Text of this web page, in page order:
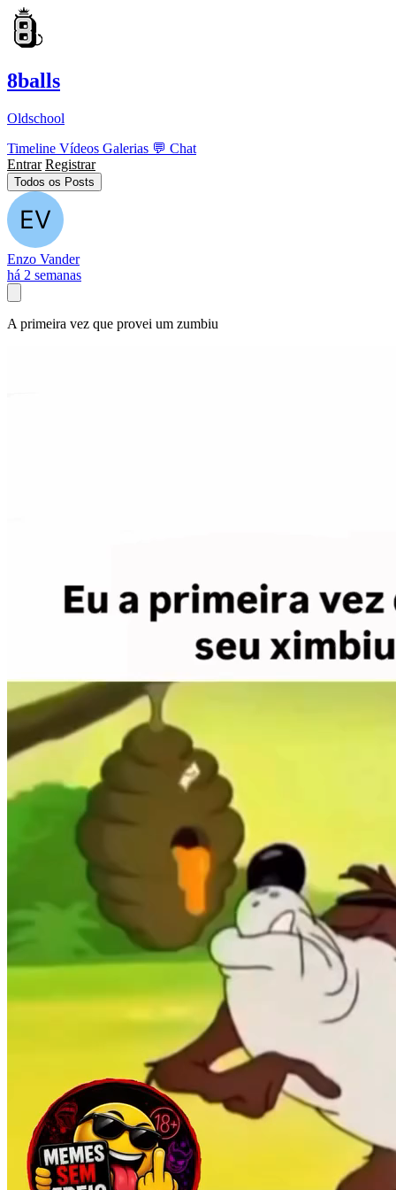
8balls
Oldschool
Timeline Vídeos Galerias 💬 Chat
Entrar Registrar
Todos os Posts
Enzo Vander
há 2 semanas
A primeira vez que provei um zumbiu